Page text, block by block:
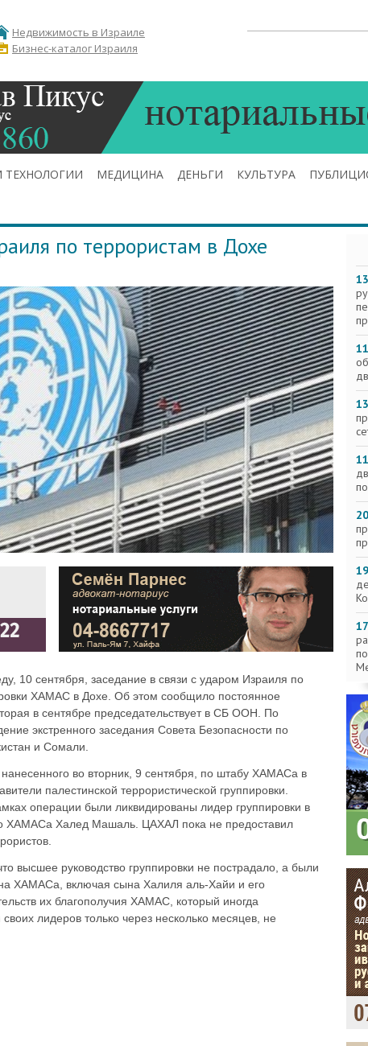
Недвижимость в Израиле
Бизнес-каталог Израиля
ТЕХНОЛОГИИ МЕДИЦИНА ДЕНЬГИ КУЛЬТУРА
по террористам в Дохе
10 сентября, заседание в связи с ударом Израиля по
ХАМАС в Дохе. Об этом сообщило постоянное
в сентябре председательствует в СБ ООН. По
экстренного заседания Совета Безопасности по
и Сомали.
во вторник, 9 сентября, по штабу ХАМАСа в
палестинской террористической группировки.
операции были ликвидированы лидер группировки в
ХАМАСа Халед Машаль. ЦАХАЛ пока не предоставил
высшее руководство группировки не пострадало, а были
ХАМАСа, включая сына Халиля аль-Хайи и его
их благополучия ХАМАС, который иногда
лидеров только через несколько месяцев, не